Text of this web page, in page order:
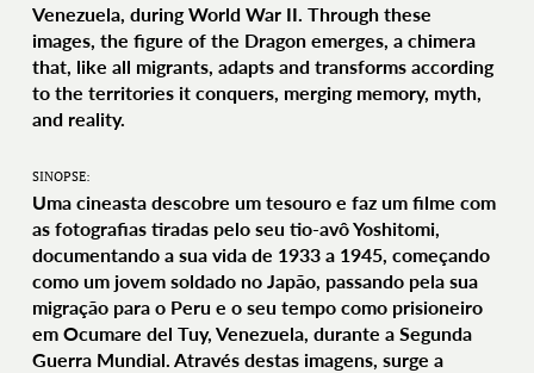
SINOPSE:
Uma cineasta descobre um tesouro e faz um filme com
as fotografias tiradas pelo seu tio-avô Yoshitomi,
documentando a sua vida de 1933 a 1945, começando
como um jovem soldado no Japão, passando pela sua
migração para o Peru e o seu tempo como prisioneiro
em Ocumare del Tuy, Venezuela, durante a Segunda
Guerra Mundial. Através destas imagens, surge a
Venezuela, during World War II. Through these
images, the figure of the Dragon emerges, a chimera
that, like all migrants, adapts and transforms according
to the territories it conquers, merging memory, myth,
and reality.